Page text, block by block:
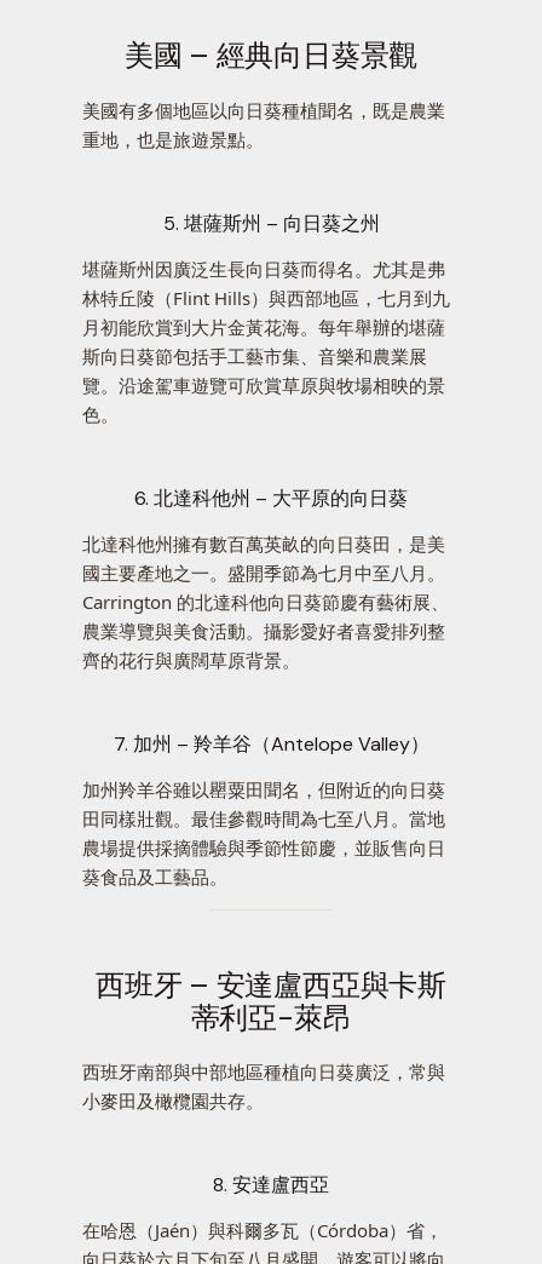
美國 – 經典向日葵景觀
美國有多個地區以向日葵種植聞名，既是農業
重地，也是旅遊景點。
5. 堪薩斯州 – 向日葵之州
堪薩斯州因廣泛生長向日葵而得名。尤其是弗
林特丘陵（Flint Hills）與西部地區，七月到九
月初能欣賞到大片金黃花海。每年舉辦的堪薩
斯向日葵節包括手工藝市集、音樂和農業展
覽。沿途駕車遊覽可欣賞草原與牧場相映的景
色。
6. 北達科他州 – 大平原的向日葵
北達科他州擁有數百萬英畝的向日葵田，是美
國主要產地之一。盛開季節為七月中至八月。
Carrington 的北達科他向日葵節慶有藝術展、
農業導覽與美食活動。攝影愛好者喜愛排列整
齊的花行與廣闊草原背景。
7. 加州 – 羚羊谷（Antelope Valley）
加州羚羊谷雖以罌粟田聞名，但附近的向日葵
田同樣壯觀。最佳參觀時間為七至八月。當地
農場提供採摘體驗與季節性節慶，並販售向日
葵食品及工藝品。
西班牙 – 安達盧西亞與卡斯
蒂利亞-萊昂
西班牙南部與中部地區種植向日葵廣泛，常與
小麥田及橄欖園共存。
8. 安達盧西亞
在哈恩（Jaén）與科爾多瓦（Córdoba）省，